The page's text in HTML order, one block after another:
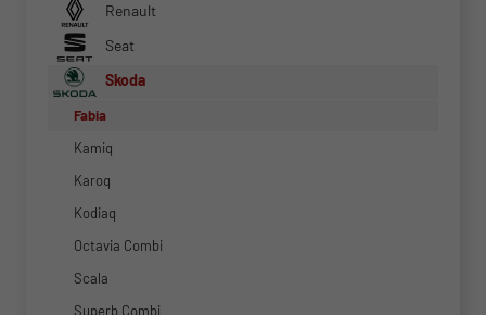
Renault
Seat
Skoda
Fabia
Kamiq
Karoq
Kodiaq
Octavia Combi
Scala
Superb Combi